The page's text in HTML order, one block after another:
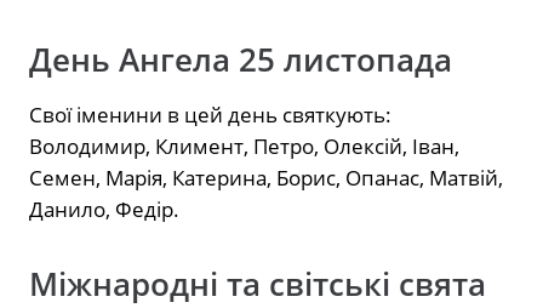
День Ангела 25 листопада
Свої іменини в цей день святкують:
Володимир, Климент, Петро, Олексій, Іван,
Семен, Марія, Катерина, Борис, Опанас, Матвій,
Данило, Федір.
Міжнародні та світські свята